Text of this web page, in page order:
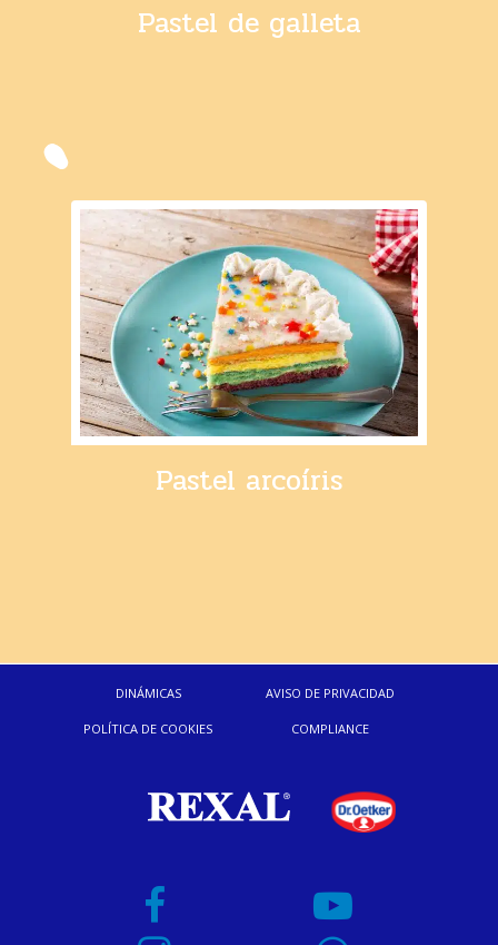
Pastel de galleta
Pastel arcoíris
DINÁMICAS AVISO DE PRIVACIDAD
POLÍTICA DE COOKIES COMPLIANCE